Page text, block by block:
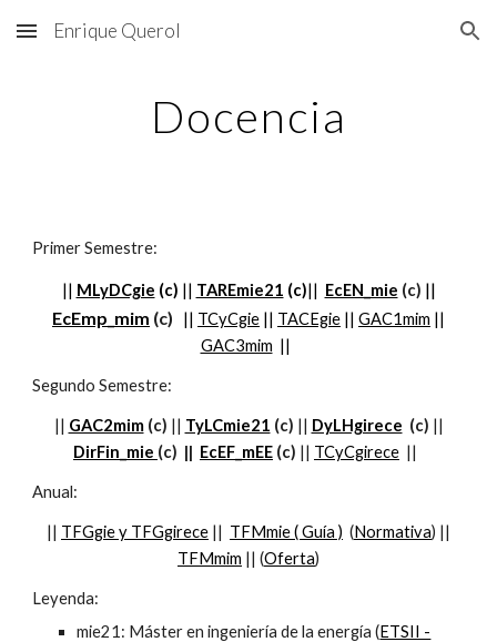
Skip to main content Skip to navigation
Enrique Querol
Docencia
Primer Semestre:
|| MLyDCgie (c) || TAREmie21 (c)|| EcEN_mie (c) ||
EcEmp_mim (c) || TCyCgie || TACEgie || GAC1mim ||
GAC3mim ||
Segundo Semestre:
|| GAC2mim(c) || TyLCmie21 (c) || DyLHgirece (c) ||
DirFin_mie (c) || EcEF_mEE (c) || TCyCgirece ||
Anual:
|| TFGgie y TFGgirece || TFMmie ( Guía ) (Normativa) ||
TFMmim || (Oferta)
Leyenda:
mie21: Máster en ingeniería de la energía (ETSII -